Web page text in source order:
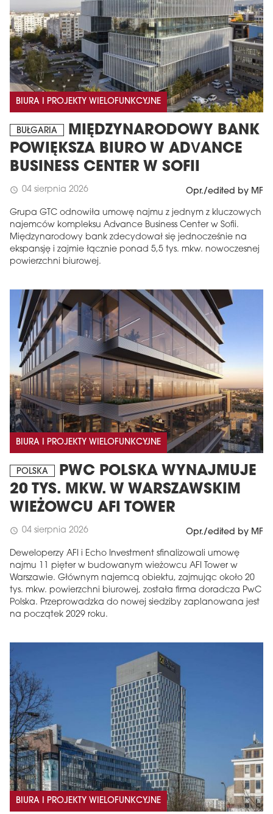
BIURA I PROJEKTY WIELOFUNKCYJNE
BUŁGARIA
MIĘDZYNARODOWY BANK
POWIĘKSZA BIURO W ADVANCE
BUSINESS CENTER W SOFII
schedule 04 sierpnia 2026 Opr./edited by MF
Grupa GTC odnowiła umowę najmu z jednym z kluczowych
najemców kompleksu Advance Business Center w Sofii.
Międzynarodowy bank zdecydował się jednocześnie na
ekspansję i zajmie łącznie ponad 5,5 tys. mkw. nowoczesnej
powierzchni biurowej.
BIURA I PROJEKTY WIELOFUNKCYJNE
POLSKA
PWC POLSKA WYNAJMUJE
20 TYS. MKW. W WARSZAWSKIM
WIEŻOWCU AFI TOWER
schedule 04 sierpnia 2026 Opr./edited by MF
Deweloperzy AFI i Echo Investment sfinalizowali umowę
najmu 11 pięter w budowanym wieżowcu AFI Tower w
Warszawie. Głównym najemcą obiektu, zajmując około 20
tys. mkw. powierzchni biurowej, została firma doradcza PwC
Polska. Przeprowadzka do nowej siedziby zaplanowana jest
na początek 2029 roku.
BIURA I PROJEKTY WIELOFUNKCYJNE